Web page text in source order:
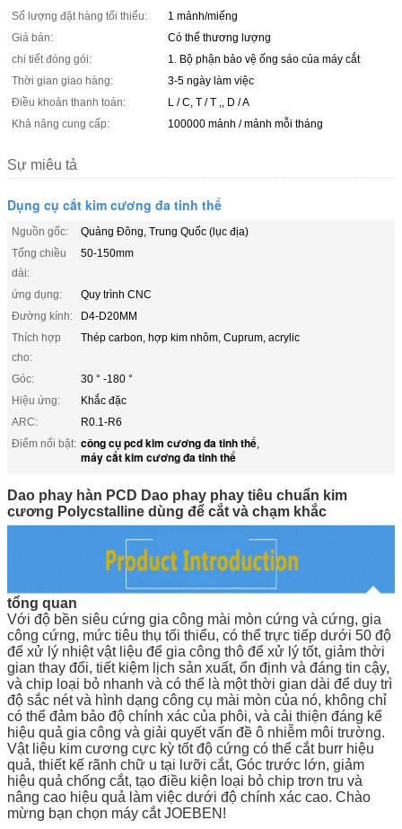
Số lượng đặt hàng tối thiểu:
1 mảnh/miếng
Giá bán:
Có thể thương lượng
chi tiết đóng gói:
1. Bộ phận bảo vệ ống sáo của máy cắt
Thời gian giao hàng:
3-5 ngày làm việc
Điều khoản thanh toán:
L / C, T / T ,, D / A
Khả năng cung cấp:
100000 mảnh / mảnh mỗi tháng
Sự miêu tả
Dụng cụ cắt kim cương đa tinh thể
Nguồn gốc:
Quảng Đông, Trung Quốc (lục địa)
Tổng chiều
dài:
50-150mm
ứng dụng:
Quy trình CNC
Đường kính:
D4-D20MM
Thích hợp
cho:
Thép carbon, hợp kim nhôm, Cuprum, acrylic
Góc:
30 ° -180 °
Hiệu ứng:
Khắc đặc
ARC:
R0.1-R6
Điểm nổi bật: công cụ pcd kim cương đa tinh thể,
máy cắt kim cương đa tinh thể
Dao phay hàn PCD Dao phay phay tiêu chuẩn kim
cương Polycstalline dùng để cắt và chạm khắc
tổng quan
Với độ bền siêu cứng gia công mài mòn cứng và cứng, gia
công cứng, mức tiêu thụ tối thiểu, có thể trực tiếp dưới 50 độ
để xử lý nhiệt vật liệu để gia công thô để xử lý tốt, giảm thời
gian thay đổi, tiết kiệm lịch sản xuất, ổn định và đáng tin cậy,
và chip loại bỏ nhanh và có thể là một thời gian dài để duy trì
độ sắc nét và hình dạng công cụ mài mòn của nó, không chỉ
có thể đảm bảo độ chính xác của phôi, và cải thiện đáng kể
hiệu quả gia công và giải quyết vấn đề ô nhiễm môi trường.
Vật liệu kim cương cực kỳ tốt độ cứng có thể cắt burr hiệu
quả, thiết kế rãnh chữ u tại lưỡi cắt, Góc trước lớn, giảm
hiệu quả chống cắt, tạo điều kiện loại bỏ chip trơn tru và
nâng cao hiệu quả làm việc dưới độ chính xác cao. Chào
mừng bạn chọn máy cắt JOEBEN!